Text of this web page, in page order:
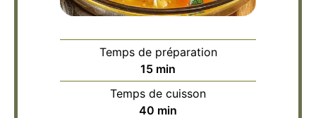
Temps de préparation
15minutes
min
Temps de cuisson
40 minutes
min